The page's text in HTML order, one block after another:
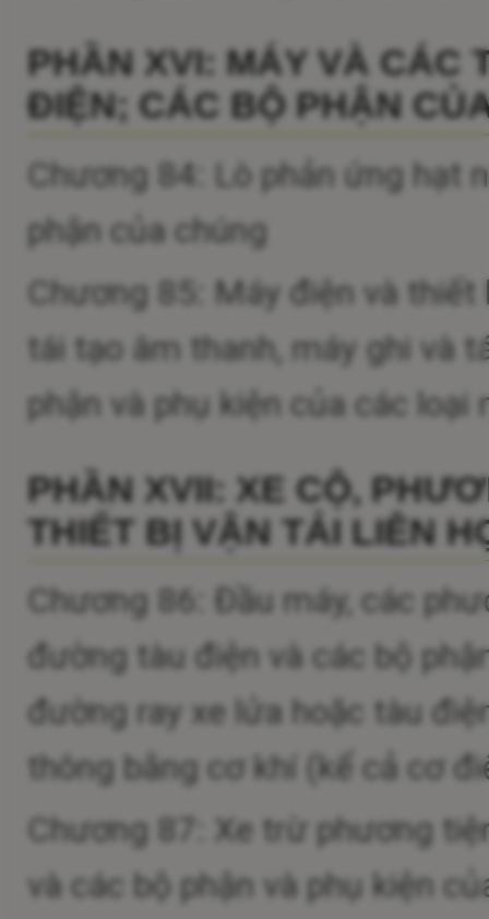
PHẦN XVI: MÁY VÀ CÁC
ĐIỆN; CÁC BỘ PHẬN
Chương 84: Lò phản ứng hạt
phận của chúng
Chương 85: Máy điện và thiết
tái tạo âm thanh, máy ghi và
phận và phụ kiện của các loại
PHẦN XVII: XE CỘ,
THIẾT BỊ VẬN TẢI LIÊN
Chương 86: Đầu máy, các
đường tàu điện và các bộ
đường ray xe lửa hoặc tàu
thông bằng cơ khí (kể cả cơ
Chương 87: Xe trừ phương
và các bộ phận và phụ kiện